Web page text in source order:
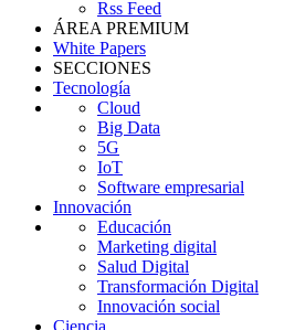
Rss Feed
ÁREA PREMIUM
White Papers
SECCIONES
Tecnología
Cloud
Big Data
5G
IoT
Software empresarial
Innovación
Educación
Marketing digital
Salud Digital
Transformación Digital
Innovación social
Ciencia